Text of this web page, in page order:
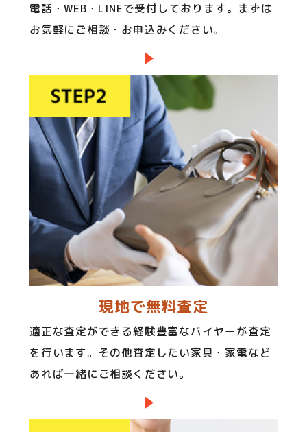
電話・WEB・LINEで受付しております。まずは
お気軽にご相談・お申込みください。
現地で無料査定
適正な査定ができる経験豊富なバイヤーが査定
を行います。その他査定したい家具・家電など
あれば一緒にご相談ください。